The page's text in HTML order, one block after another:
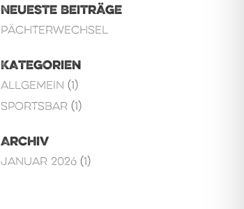
Neueste Beiträge
Pächterwechsel
Kategorien
Allgemein (1)
Sportsbar(1)
Archiv
Januar 2026(1)